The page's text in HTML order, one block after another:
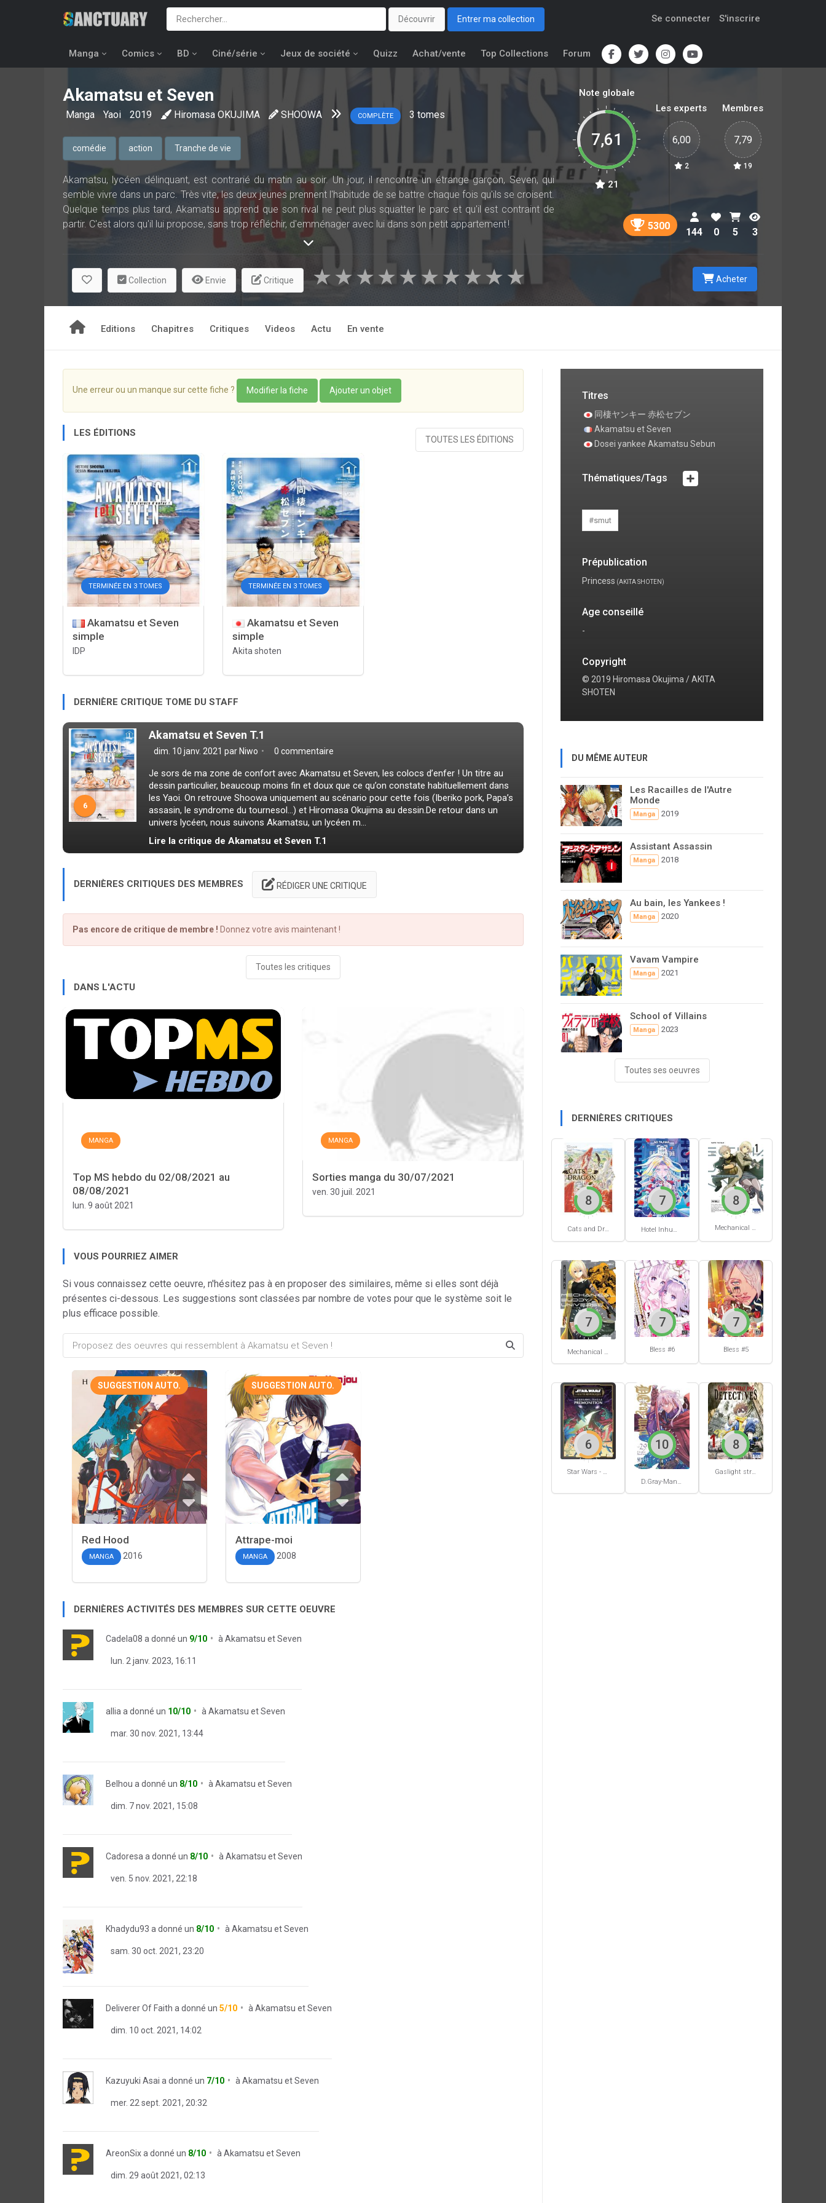
Découvrir Entrer ma collection Se connecter S'inscrire
Manga Comics BD Ciné/série Jeux de société Quizz Achat/vente Top Collections Forum
Akamatsu et Seven
Manga Yaoi 2019 Hiromasa OKUJIMA SHOOWA COMPLÈTE 3 tomes
comédie action Tranche de vie
Akamatsu, lycéen délinquant, est contrarié du matin au soir. Un jour, il rencontre un étrange garçon, Seven, qui
semble vivre dans un parc. Très vite, les deux jeunes prennent l'habitude de se battre chaque fois qu'ils se croisent.
Quelque temps plus tard, Akamatsu apprend que son rival ne peut plus squatter le parc et qu'il est contraint de
partir. C'est alors qu'il lui propose, sans trop réfléchir, d'emménager avec lui dans son petit appartement !
Note globale
7,61
21
Les experts
6,00
2
Membres
7,79
19
5300
144 0 5 3
Collection Envie Critique ★
★
★
★
★
★
★
★
★
★ Acheter
Editions Chapitres Critiques Videos Actu En vente
Une erreur ou un manque sur cette fiche ? Modifier la fiche Ajouter un objet
LES ÉDITIONS
TOUTES LES ÉDITIONS
TERMINÉE EN 3 TOMES
Akamatsu et Seven
simple
IDP
TERMINÉE EN 3 TOMES
Akamatsu et Seven
simple
Akita shoten
DERNIÈRE CRITIQUE TOME DU STAFF
6
Akamatsu et Seven T.1
dim. 10 janv. 2021 par Niwo 0 commentaire
Je sors de ma zone de confort avec Akamatsu et Seven, les colocs d’enfer ! Un titre au
dessin particulier, beaucoup moins fin et doux que ce qu’on constate habituellement dans
les Yaoi. On retrouve Shoowa uniquement au scénario pour cette fois (Iberiko pork, Papa’s
assasin, le syndrome du tournesol…) et Hiromasa Okujima au dessin.De retour dans un
univers lycéen, nous suivons Akamatsu, un lycéen m...
Lire la critique de Akamatsu et Seven T.1
DERNIÈRES CRITIQUES DES MEMBRES RÉDIGER UNE CRITIQUE
Pas encore de critique de membre ! Donnez votre avis maintenant !
Toutes les critiques
DANS L'ACTU
MANGA
Top MS hebdo du 02/08/2021 au
08/08/2021
lun. 9 août 2021
MANGA
Sorties manga du 30/07/2021
ven. 30 juil. 2021
VOUS POURRIEZ AIMER
Si vous connaissez cette oeuvre, n'hésitez pas à en proposer des similaires, même si elles sont déjà
présentes ci-dessous. Les suggestions sont classées par nombre de votes pour que le système soit le
plus efficace possible.
SUGGESTION AUTO.
Red Hood
MANGA 2016
SUGGESTION AUTO.
Attrape-moi
MANGA 2008
DERNIÈRES ACTIVITÉS DES MEMBRES SUR CETTE OEUVRE
Cadela08 a donné un 9/10 à Akamatsu et Seven
lun. 2 janv. 2023, 16:11
allia a donné un 10/10 à Akamatsu et Seven
mar. 30 nov. 2021, 13:44
Belhou a donné un 8/10 à Akamatsu et Seven
dim. 7 nov. 2021, 15:08
Cadoresa a donné un 8/10 à Akamatsu et Seven
ven. 5 nov. 2021, 22:18
Khadydu93 a donné un 8/10 à Akamatsu et Seven
sam. 30 oct. 2021, 23:20
Deliverer Of Faith a donné un 5/10 à Akamatsu et Seven
dim. 10 oct. 2021, 14:02
Kazuyuki Asai a donné un 7/10 à Akamatsu et Seven
mer. 22 sept. 2021, 20:32
AreonSixa donné un 8/10 à Akamatsu et Seven
dim. 29 août 2021, 02:13
Titres
同棲ヤンキー 赤松セブン
Akamatsu et Seven
Dosei yankee Akamatsu Sebun
Thématiques/Tags
#smut
Prépublication
Princess (AKITA SHOTEN)
Age conseillé
-
Copyright
© 2019 Hiromasa Okujima / AKITA
SHOTEN
DU MÊME AUTEUR
Les Racailles de l'Autre
Monde
Manga 2019
Assistant Assassin
Manga 2018
Au bain, les Yankees !
Manga 2020
Vavam Vampire
Manga 2021
School of Villains
Manga 2023
Toutes ses oeuvres
DERNIÈRES CRITIQUES
Cats and Dragon #3
8
Hotel Inhumans #1
7
Mechanical Buddy Universe #1
8
Mechanical Buddy Universe #0
7
Bless #6
7
Bless #5
7
6
D.Gray-Man #29
10 8